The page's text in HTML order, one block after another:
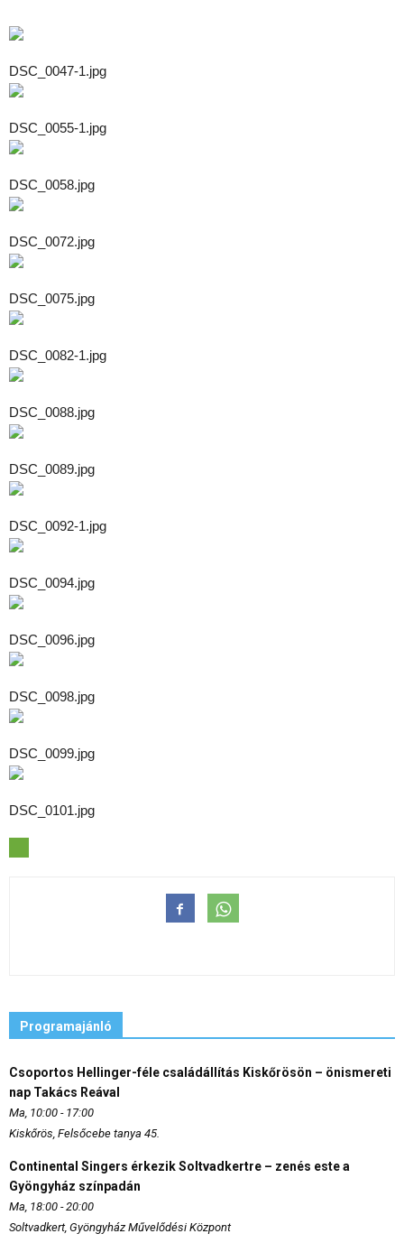
DSC_0047-1.jpg
DSC_0055-1.jpg
DSC_0058.jpg
DSC_0072.jpg
DSC_0075.jpg
DSC_0082-1.jpg
DSC_0088.jpg
DSC_0089.jpg
DSC_0092-1.jpg
DSC_0094.jpg
DSC_0096.jpg
DSC_0098.jpg
DSC_0099.jpg
DSC_0101.jpg
Programajánló
Csoportos Hellinger-féle családállítás Kiskőrösön – önismereti
nap Takács Reával
Ma, 10:00 - 17:00
Kiskőrös, Felsőcebe tanya 45.
Continental Singers érkezik Soltvadkertre – zenés este a
Gyöngyház színpadán
Ma, 18:00 - 20:00
Soltvadkert, Gyöngyház Művelődési Központ